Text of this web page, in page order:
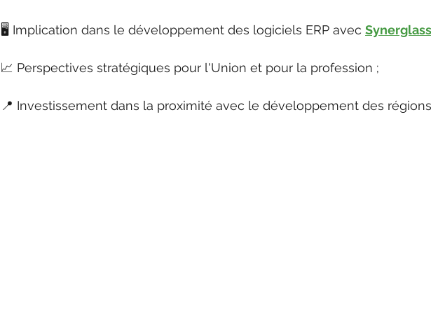
🖥️ Implication dans le développement des logiciels ERP avec
📈 Perspectives stratégiques pour l'Union et pour la profession ;
📍 Investissement dans la proximité avec le développement des